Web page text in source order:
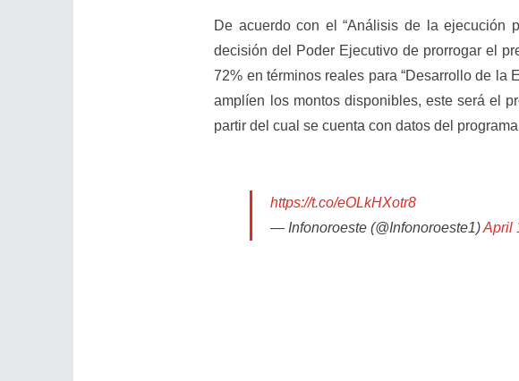
De acuerdo con el “Análisis de la ejecución
decisión del Poder Ejecutivo de prorrogar el
72% en términos reales para “Desarrollo de la
amplíen los montos disponibles, este será el
partir del cual se cuenta con datos del
https://t.co/eOLkHXotr8
— Infonoroeste (@Infonoroeste1)April